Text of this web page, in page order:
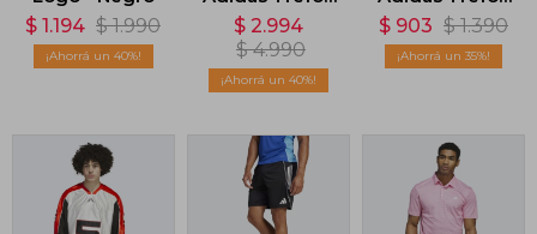
$ 1.194 $ 1.990
40
- Negro
$ 2.994
$ 4.990
40
- Gris
$ 903 $ 1.390
35